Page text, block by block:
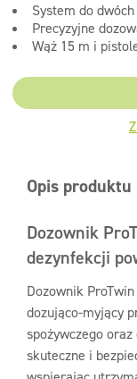
System do
Precyzyjne
Wąż 15 m i
Opis produktu
Dozownik
dezynfekcji
Dozownik
dozująco-myjący
spożywczego
skuteczne i